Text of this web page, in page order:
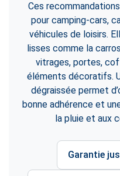
Ces
pour camping-cars,
véhicules de loisirs.
lisses comme la
vitrages, portes,
éléments décoratifs.
dégraissée permet
bonne adhérence et
la pluie et aux
Garantie